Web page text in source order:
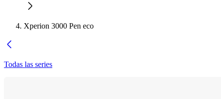
Xperion 3000 Pen eco
Todas las series